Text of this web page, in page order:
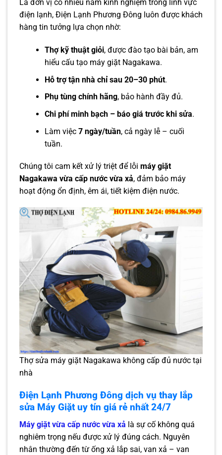
Là đơn vị có nhiều năm kinh nghiệm trong lĩnh vực
điện lạnh, Điện Lạnh Phương Đông luôn được khách
hàng tin tưởng lựa chọn nhờ:
Thợ kỹ thuật giỏi, được đào tạo bài bản, am
hiểu cấu tạo máy giặt Nagakawa.
Hỗ trợ tận nhà chỉ sau 20–30 phút.
Phụ tùng chính hãng, bảo hành đầy đủ.
Chi phí minh bạch – báo giá trước khi sửa.
Làm việc 7 ngày/tuần, cả ngày lễ – cuối
tuần.
Chúng tôi cam kết xử lý triệt để lỗi máy giặt
Nagakawa vừa cấp nước vừa xả, đảm bảo máy
hoạt động ổn định, êm ái, tiết kiệm điện nước.
Thợ sửa máy giặt Nagakawa không cấp đủ nước tại
nhà
Điện Lạnh Phương Đông dịch vụ thay lắp
sửa Máy Giặt uy tín giá rẻ nhất 24/7
Máy giặt vừa cấp nước vừa xả là sự cố không quá
nghiêm trọng nếu được xử lý đúng cách. Nguyên
nhân thường đến từ ống xả lắp sai, van xả – van